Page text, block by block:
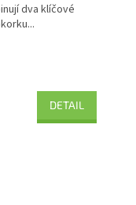
DETAIL
dva klíčové